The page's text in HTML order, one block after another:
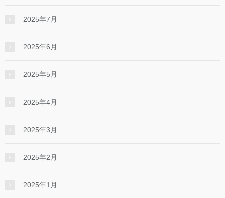
2025年7月
2025年6月
2025年5月
2025年4月
2025年3月
2025年2月
2025年1月